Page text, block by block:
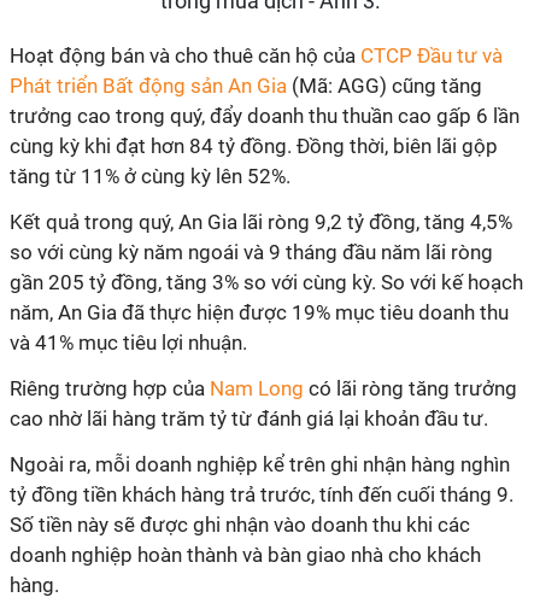
Hoạt động bán và cho thuê căn hộ của CTCP Đầu tư và
Phát triển Bất động sản An Gia (Mã: AGG) cũng tăng
trưởng cao trong quý, đẩy doanh thu thuần cao gấp 6 lần
cùng kỳ khi đạt hơn 84 tỷ đồng. Đồng thời, biên lãi gộp
tăng từ 11% ở cùng kỳ lên 52%.
Kết quả trong quý, An Gia lãi ròng 9,2 tỷ đồng, tăng 4,5%
so với cùng kỳ năm ngoái và 9 tháng đầu năm lãi ròng
gần 205 tỷ đồng, tăng 3% so với cùng kỳ. So với kế hoạch
năm, An Gia đã thực hiện được 19% mục tiêu doanh thu
và 41% mục tiêu lợi nhuận.
Riêng trường hợp của Nam Long có lãi ròng tăng trưởng
cao nhờ lãi hàng trăm tỷ từ đánh giá lại khoản đầu tư.
Ngoài ra, mỗi doanh nghiệp kể trên ghi nhận hàng nghìn
tỷ đồng tiền khách hàng trả trước, tính đến cuối tháng 9.
Số tiền này sẽ được ghi nhận vào doanh thu khi các
doanh nghiệp hoàn thành và bàn giao nhà cho khách
hàng.